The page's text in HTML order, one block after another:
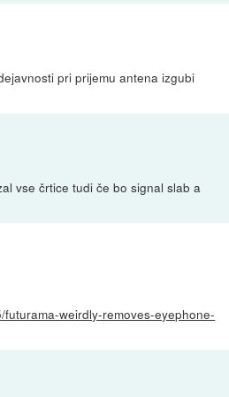
pri prijemu antena izgubi
vse črtice tudi če bo signal slab a
weirdly-removes-eyephone-